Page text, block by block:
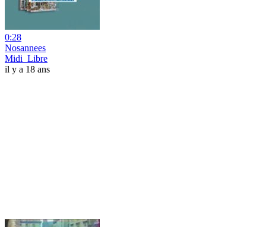
0:28
Nosannees
Midi_Libre
il y a 18 ans